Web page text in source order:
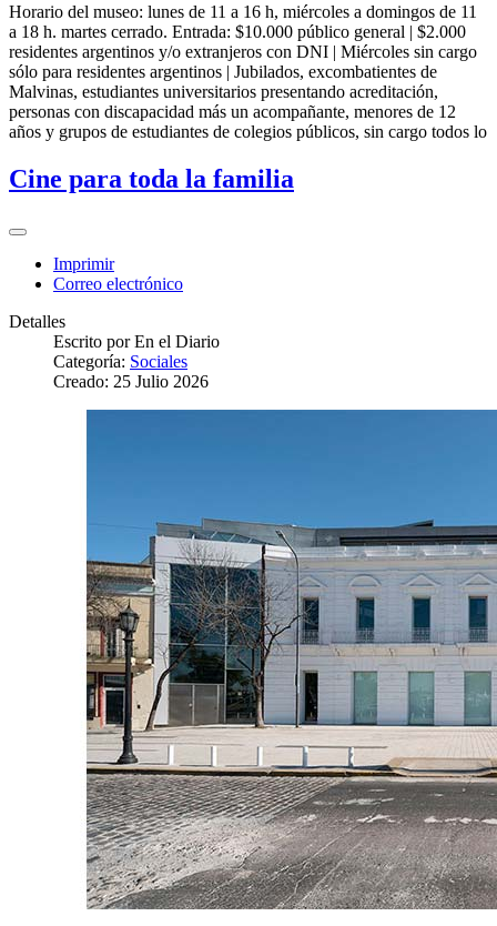
Horario del museo: lunes de 11 a 16 h, miércoles a domingos de 11
a 18 h. martes cerrado. Entrada: $10.000 público general | $2.000
residentes argentinos y/o extranjeros con DNI | Miércoles sin cargo
sólo para residentes argentinos | Jubilados, excombatientes de
Malvinas, estudiantes universitarios presentando acreditación,
personas con discapacidad más un acompañante, menores de 12
años y grupos de estudiantes de colegios públicos, sin cargo todos lo
Cine para toda la familia
Imprimir
Correo electrónico
Detalles
Escrito porEn el Diario
Categoría: Sociales
Creado: 25 Julio 2026